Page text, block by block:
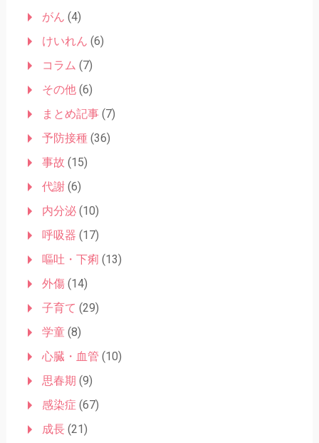
がん (4)
けいれん (6)
コラム (7)
その他(6)
まとめ記事(7)
予防接種(36)
事故 (15)
代謝(6)
内分泌(10)
呼吸器 (17)
嘔吐・下痢 (13)
外傷(14)
子育て (29)
学童(8)
心臓・血管 (10)
思春期 (9)
感染症 (67)
成長(21)